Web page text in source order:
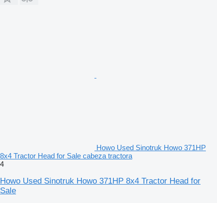
Howo Used Sinotruk Howo 371HP
8x4 Tractor Head for Sale cabeza tractora
4
Howo Used Sinotruk Howo 371HP 8x4 Tractor Head for
Sale